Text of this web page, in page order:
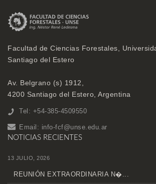
Facultad de Ciencias Forestales,
Santiago del Estero
Av. Belgrano (s) 1912,
4200 Santiago del Estero, Argentina
Tel: +54-385-4509550
Email: info-fcf@unse.edu.ar
NOTICIAS RECIENTES
13 JULIO, 2026
REUNIÓN EXTRAORDINARIA N�...